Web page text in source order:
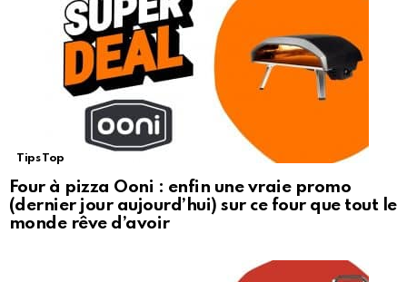
Tips Top
Four à pizza Ooni : enfin une vraie promo
(dernier jour aujourd’hui) sur ce four que tout le
monde rêve d’avoir